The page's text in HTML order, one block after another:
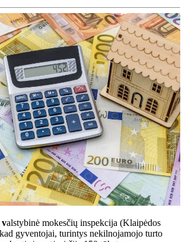
valstybinė mokesčių inspekcija (Klaipėdos
gyventojai, turintys nekilnojamojo turto